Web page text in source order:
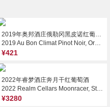
2019 Au Bon Climat Pinot Noir, Oregon, USA
¥421
2022年睿梦酒庄奔月干红葡萄酒
2022 Realm Cellars Moonracer, Stag's Leap District, USA
¥3280